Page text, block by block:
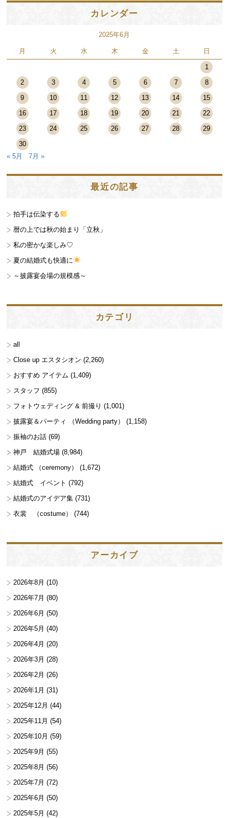
カレンダー
2025年6月
月 火 水 木 金 土 日
1
2
3 4 5 6 7
8
9
10 11 12 13 14
15
16
17 18 19 20 21
22
23
24 25 26 27 28
29
30
« 5月
7月 »
最近の記事
拍手は伝染する
暦の上では秋の始まり「立秋」
私の密かな楽しみ♡
夏の結婚式も快適に
～披露宴会場の規模感～
カテゴリ
all
Close up エスタシオン (2,260)
おすすめ アイテム (1,409)
スタッフ (855)
フォトウェディング & 前撮り (1,001)
披露宴＆パーティ （Wedding party）
(1,158)
振袖のお話 (69)
神戸 結婚式場 (8,984)
結婚式 （ceremony）
(1,672)
結婚式 イベント (792)
結婚式のアイデア集 (731)
衣裳 （costume）
(744)
アーカイブ
2026年8月 (10)
2026年7月 (80)
2026年6月 (50)
2026年5月 (40)
2026年4月 (20)
2026年3月 (28)
2026年2月 (26)
2026年1月 (31)
2025年12月 (44)
2025年11月 (54)
2025年10月 (59)
2025年9月 (55)
2025年8月 (56)
2025年7月 (72)
2025年6月 (50)
2025年5月 (42)